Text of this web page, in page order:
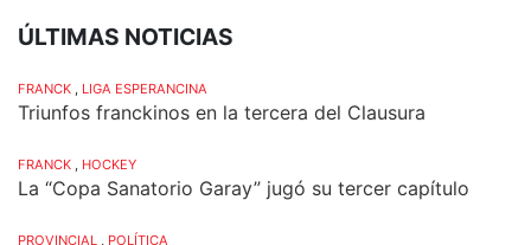
ÚLTIMAS NOTICIAS
FRANCK , LIGA ESPERANCINA
Triunfos franckinos en la tercera del Clausura
FRANCK , HOCKEY
La “Copa Sanatorio Garay” jugó su tercer capítulo
PROVINCIAL , POLÍTICA